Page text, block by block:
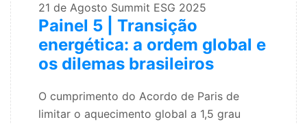
21 de Agosto Summit ESG 2025
Painel 5 | Transição
energética: a ordem global e
os dilemas brasileiros
O cumprimento do Acordo de Paris de
limitar o aquecimento global a 1,5 grau